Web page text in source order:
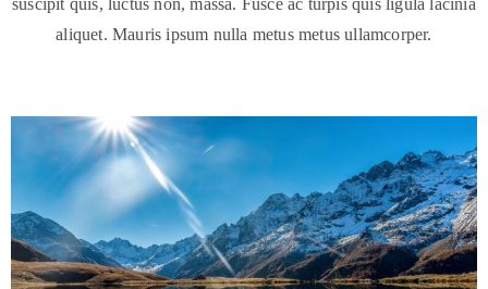
suscipit quis, luctus non, massa. Fusce ac turpis quis ligula lacinia
aliquet. Mauris ipsum nulla metus metus ullamcorper.